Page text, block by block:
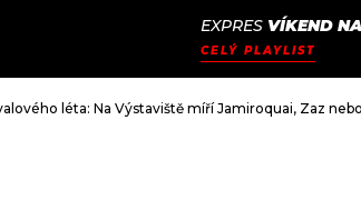
SEZNAM.CZ
EXPRES VÍKEND
CELÝ PLAYLIST
léta: Na Výstaviště míří Jamiroquai, Zaz